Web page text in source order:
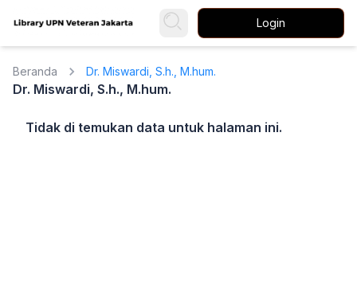
Login
Beranda Dr. Miswardi, S.h., M.hum.
Dr. Miswardi, S.h., M.hum.
Tidak di temukan data untuk halaman ini.